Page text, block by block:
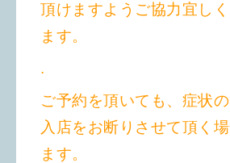
頂けますようご協力宜し
ます。
.
ご予約を頂いても、症状
入店をお断りさせて頂く
ます。